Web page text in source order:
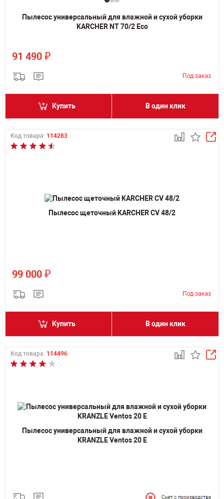
Пылесос универсальный для влажной и сухой уборки
KARCHER NT 70/2 Eco
91 490 ₽
Купить В один клик
Код товара: 114283
Пылесос щеточный KARCHER CV 48/2
99 000 ₽
Купить В один клик
Код товара: 114496
Пылесос универсальный для влажной и сухой уборки
KRANZLE Ventos 20 E